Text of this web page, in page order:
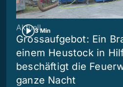
3 Min
Aktuell
Grossaufgebot: Ein
einem Heustock in
beschäftigt die
ganze Nacht